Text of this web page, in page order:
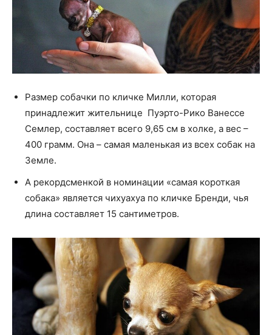
Размер собачки по кличке Милли, которая
принадлежит жительнице Пуэрто-Рико Ванессе
Семлер, составляет всего 9,65 см в холке, а вес –
400 грамм. Она – самая маленькая из всех собак на
Земле.
А рекордсменкой в номинации «самая короткая
собака» является чихуахуа по кличке Бренди, чья
длина составляет 15 сантиметров.